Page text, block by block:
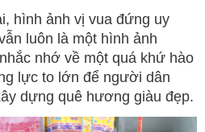
hình ảnh vị vua đứng uy
luôn là một hình ảnh
nhớ về một quá khứ hào
lực to lớn để người dân
dựng quê hương giàu đẹp.